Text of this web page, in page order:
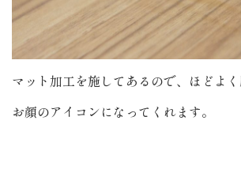
マット加工を施してあるので、ほどよ
お顔のアイコンになってくれます。